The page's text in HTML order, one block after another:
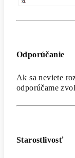
Odporúčanie
Ak sa neviete
odporúčame
Starostlivosť